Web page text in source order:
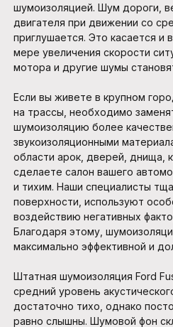
шумоизоляцией. Шум дороги,
двигателя при движении со
приглушается. Это касается и
мере увеличения скорости
мотора и другие шумы
Если вы живете в крупном
на трассы, необходимо
шумоизоляцию более
звукоизоляционными
области арок, дверей, днища,
сделаете салон вашего
и тихим. Наши специалисты
поверхности, используют
воздействию негативных
Благодаря этому,
максимально эффективной и
Штатная шумоизоляция Ford
средний уровень
достаточно тихо, однако
равно слышны. Шумовой фон